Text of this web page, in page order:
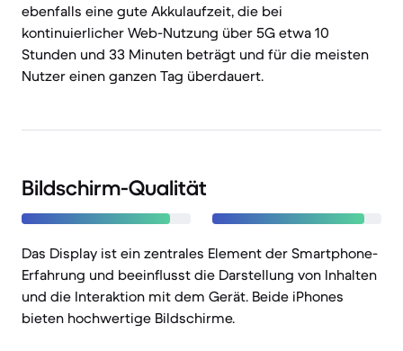
ebenfalls eine gute Akkulaufzeit, die bei
kontinuierlicher Web-Nutzung über 5G etwa 10
Stunden und 33 Minuten beträgt und für die meisten
Nutzer einen ganzen Tag überdauert.
Bildschirm-Qualität
Das Display ist ein zentrales Element der Smartphone-
Erfahrung und beeinflusst die Darstellung von Inhalten
und die Interaktion mit dem Gerät. Beide iPhones
bieten hochwertige Bildschirme.